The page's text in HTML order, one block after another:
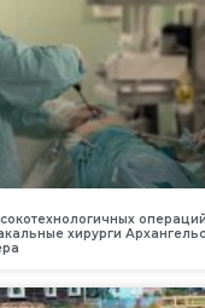
хирурги